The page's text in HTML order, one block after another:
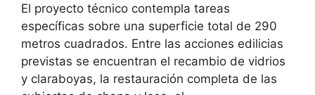
El proyecto técnico contempla tareas
específicas sobre una superficie total de 290
metros cuadrados. Entre las acciones edilicias
previstas se encuentran el recambio de vidrios
y claraboyas, la restauración completa de las